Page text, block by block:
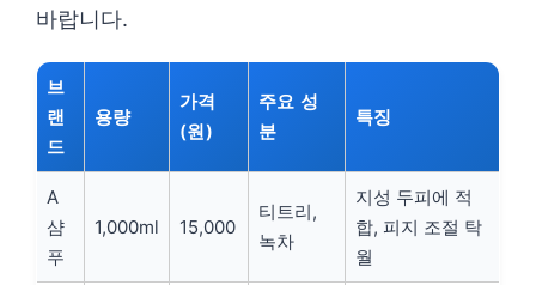
바랍니다.
브
랜
드
용량
가격
(원)
주요 성
분
특징
A
샴
푸
1,000ml 15,000
티트리,
녹차
지성 두피에 적
합, 피지 조절 탁
월